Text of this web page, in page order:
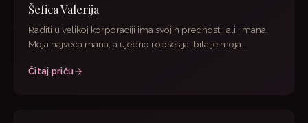
Šefica Valerija
Raditi u velikoj korporaciji ima svojih prednosti, ali i mana.
Moja najveca mana, a ujedno i opsesija, bila je moja...
Čitaj priču